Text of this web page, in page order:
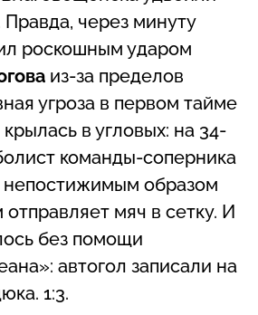
через минуту
роскошным ударом
из-за пределов
угроза в первом тайме
в угловых: на 34-
команды-соперника
непостижимым образом
мяч в сетку. И
без помощи
автогол записали на
1:3.